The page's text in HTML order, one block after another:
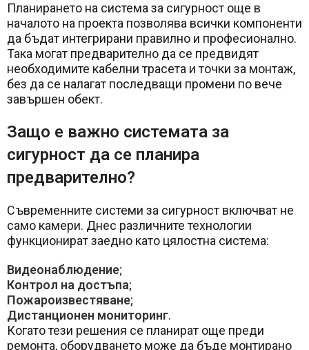
Планирането на система за сигурност още в
началото на проекта позволява всички компоненти
да бъдат интегрирани правилно и професионално.
Така могат предварително да се предвидят
необходимите кабелни трасета и точки за монтаж,
без да се налагат последващи промени по вече
завършен обект.
Защо е важно системата за
сигурност да се планира
предварително?
Съвременните системи за сигурност включват не
само камери. Днес различните технологии
функционират заедно като цялостна система:
Видеонаблюдение;
Контрол на достъпа;
Пожароизвестяване;
Дистанционен мониторинг.
Когато тези решения се планират още преди
ремонта, оборудването може да бъде монтирано